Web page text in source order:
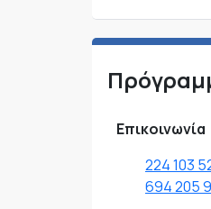
Επικοινωνία
224 103
694 205